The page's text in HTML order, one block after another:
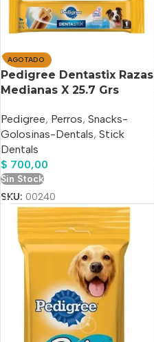
AGOTADO
Pedigree Dentastix Razas
Medianas X 25.7 Grs
Pedigree, Perros, Snacks-
Golosinas-Dentals, Stick
Dentals
$ 700,00
Sin Stock
SKU: 00240